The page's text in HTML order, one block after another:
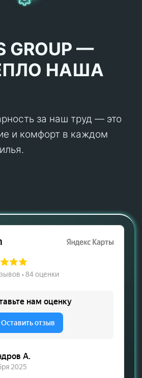
GROUP —
НАША
за наш труд — это
и комфорт в каждом